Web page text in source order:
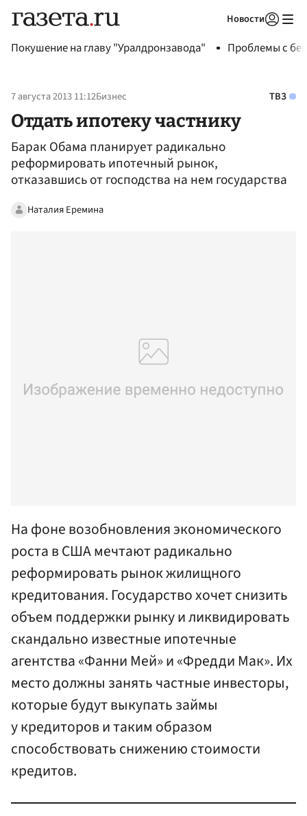
Новости
Покушение на главу "Уралдронзавода" Проблемы с
7 августа 2013 11:12Бизнес ТВЗ
Отдать ипотеку частнику
Барак Обама планирует радикально
реформировать ипотечный рынок,
отказавшись от господства на нем государства
Наталия Еремина
На фоне возобновления экономического
роста в США мечтают радикально
реформировать рынок жилищного
кредитования. Государство хочет снизить
объем поддержки рынку и ликвидировать
скандально известные ипотечные
агентства «Фанни Мей» и «Фредди Мак». Их
место должны занять частные инвесторы,
которые будут выкупать займы
у кредиторов и таким образом
способствовать снижению стоимости
кредитов.